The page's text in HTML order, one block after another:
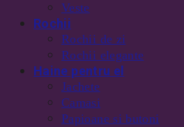
Veste
Rochii
Rochii de zi
Rochii elegante
Haine pentru el
Jachete
Camasi
Papioane si butoni